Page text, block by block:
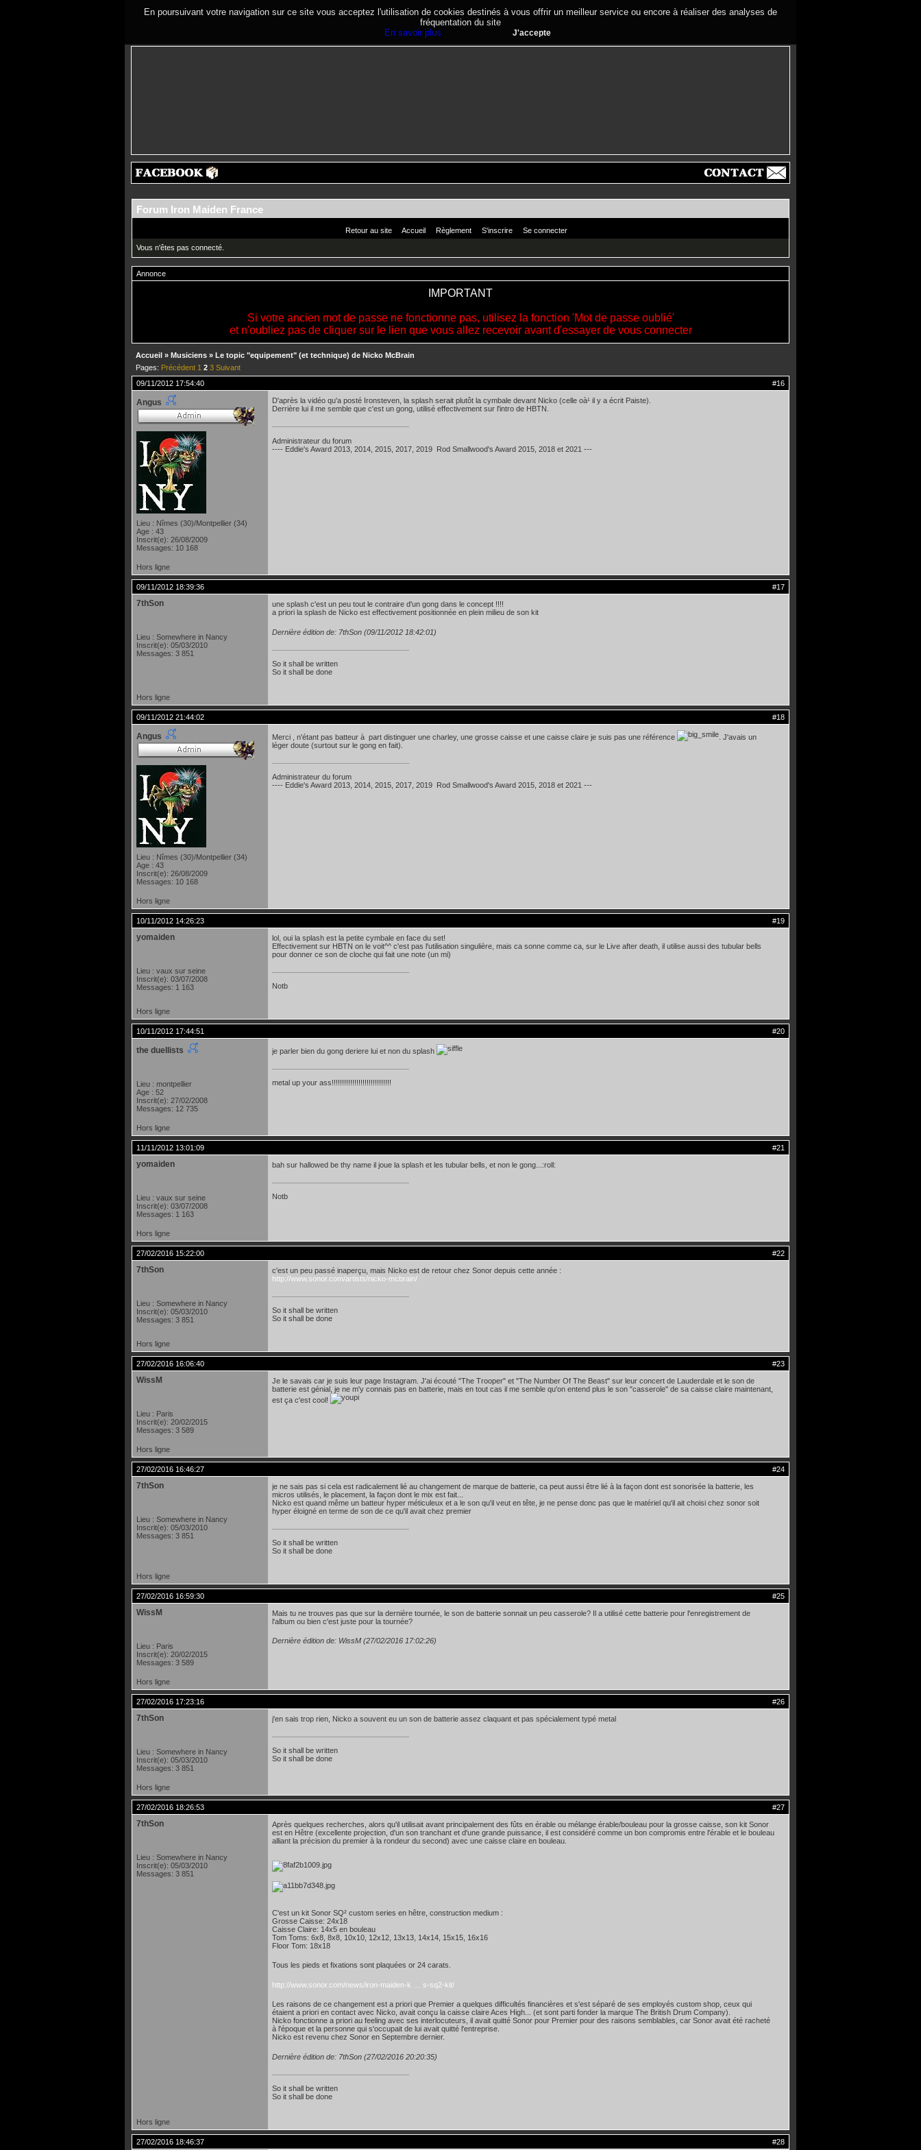
En poursuivant votre navigation sur ce site vous acceptez l'utilisation de cookies destinés à vous offrir un meilleur service ou encore à réaliser des analyses de
fréquentation du site
En savoir plus
J'accepte
Forum Iron Maiden France
Retour au site Accueil Règlement S'inscrire Se connecter
Vous n'êtes pas connecté.
Annonce
IMPORTANT
Si votre ancien mot de passe ne fonctionne pas, utilisez la fonction 'Mot de passe oublié'
et n'oubliez pas de cliquer sur le lien que vous allez recevoir avant d'essayer de vous connecter
Accueil » Musiciens » Le topic "equipement" (et technique) de Nicko McBrain
Pages: Précédent 1 2 3 Suivant
#16
09/11/2012 17:54:40
Angus
Lieu : Nîmes (30)/Montpellier (34)
Age : 43
Inscrit(e): 26/08/2009
Messages: 10 168
D'après la vidéo qu'a posté Ironsteven, la splash serait plutôt la cymbale devant Nicko (celle oà¹ il y a écrit Paiste).
Derrière lui il me semble que c'est un gong, utilisé effectivement sur l'intro de HBTN.
Administrateur du forum
---- Eddie's Award 2013, 2014, 2015, 2017, 2019 Rod Smallwood's Award 2015, 2018 et 2021 ---
Hors ligne
#17
09/11/2012 18:39:36
7thSon
Lieu : Somewhere in Nancy
Inscrit(e): 05/03/2010
Messages: 3 851
une splash c'est un peu tout le contraire d'un gong dans le concept !!!!
a priori la splash de Nicko est effectivement positionnée en plein milieu de son kit
Dernière édition de: 7thSon (09/11/2012 18:42:01)
So it shall be written
So it shall be done
Hors ligne
#18
09/11/2012 21:44:02
Angus
Lieu : Nîmes (30)/Montpellier (34)
Age : 43
Inscrit(e): 26/08/2009
Messages: 10 168
Merci , n'étant pas batteur à part distinguer une charley, une grosse caisse et une caisse claire je suis pas une référence
. J'avais un
léger doute (surtout sur le gong en fait).
Administrateur du forum
---- Eddie's Award 2013, 2014, 2015, 2017, 2019 Rod Smallwood's Award 2015, 2018 et 2021 ---
Hors ligne
#19
10/11/2012 14:26:23
yomaiden
Lieu : vaux sur seine
Inscrit(e): 03/07/2008
Messages: 1 163
lol, oui la splash est la petite cymbale en face du set!
Effectivement sur HBTN on le voit^^ c'est pas l'utilisation singulière, mais ca sonne comme ca, sur le Live after death, il utilise aussi des tubular bells
pour donner ce son de cloche qui fait une note (un mi)
Notb
Hors ligne
#20
10/11/2012 17:44:51
the duellists
Lieu : montpellier
Age : 52
Inscrit(e): 27/02/2008
Messages: 12 735
je parler bien du gong deriere lui et non du splash
metal up your ass!!!!!!!!!!!!!!!!!!!!!!!!!!!!!
Hors ligne
#21
11/11/2012 13:01:09
yomaiden
Lieu : vaux sur seine
Inscrit(e): 03/07/2008
Messages: 1 163
bah sur hallowed be thy name il joue la splash et les tubular bells, et non le gong...:roll:
Notb
Hors ligne
#22
27/02/2016 15:22:00
7thSon
Lieu : Somewhere in Nancy
Inscrit(e): 05/03/2010
Messages: 3 851
c'est un peu passé inaperçu, mais Nicko est de retour chez Sonor depuis cette année :
http://www.sonor.com/artists/nicko-mcbrain/
So it shall be written
So it shall be done
Hors ligne
#23
27/02/2016 16:06:40
WissM
Lieu : Paris
Inscrit(e): 20/02/2015
Messages: 3 589
Je le savais car je suis leur page Instagram. J'ai écouté "The Trooper" et "The Number Of The Beast" sur leur concert de Lauderdale et le son de
batterie est génial, je ne m'y connais pas en batterie, mais en tout cas il me semble qu'on entend plus le son "casserole" de sa caisse claire maintenant,
est ça c'est cool!
Hors ligne
#24
27/02/2016 16:46:27
7thSon
Lieu : Somewhere in Nancy
Inscrit(e): 05/03/2010
Messages: 3 851
je ne sais pas si cela est radicalement lié au changement de marque de batterie, ca peut aussi être lié à la façon dont est sonorisée la batterie, les
micros utilisés, le placement, la façon dont le mix est fait...
Nicko est quand même un batteur hyper méticuleux et a le son qu'il veut en tête, je ne pense donc pas que le matériel qu'il ait choisi chez sonor soit
hyper éloigné en terme de son de ce qu'il avait chez premier
So it shall be written
So it shall be done
Hors ligne
#25
27/02/2016 16:59:30
WissM
Lieu : Paris
Inscrit(e): 20/02/2015
Messages: 3 589
Mais tu ne trouves pas que sur la dernière tournée, le son de batterie sonnait un peu casserole? Il a utilisé cette batterie pour l'enregistrement de
l'album ou bien c'est juste pour la tournée?
Dernière édition de: WissM (27/02/2016 17:02:26)
Hors ligne
#26
27/02/2016 17:23:16
7thSon
Lieu : Somewhere in Nancy
Inscrit(e): 05/03/2010
Messages: 3 851
j'en sais trop rien, Nicko a souvent eu un son de batterie assez claquant et pas spécialement typé metal
So it shall be written
So it shall be done
Hors ligne
#27
27/02/2016 18:26:53
7thSon
Lieu : Somewhere in Nancy
Inscrit(e): 05/03/2010
Messages: 3 851
Après quelques recherches, alors qu'il utilisait avant principalement des fûts en érable ou mélange érable/bouleau pour la grosse caisse, son kit Sonor
est en Hêtre (excellente projection, d'un son tranchant et d'une grande puissance, il est considéré comme un bon compromis entre l'érable et le bouleau
alliant la précision du premier à la rondeur du second) avec une caisse claire en bouleau.
C'est un kit Sonor SQ² custom series en hêtre, construction medium :
Grosse Caisse: 24x18
Caisse Claire: 14x5 en bouleau
Tom Toms: 6x8, 8x8, 10x10, 12x12, 13x13, 14x14, 15x15, 16x16
Floor Tom: 18x18
Tous les pieds et fixations sont plaquées or 24 carats.
http://www.sonor.com/news/iron-maiden-k … s-sq2-kit/
Les raisons de ce changement est a priori que Premier a quelques difficultés financières et s'est séparé de ses employés custom shop, ceux qui
étaient a priori en contact avec Nicko, avait conçu la caisse claire Aces High... (et sont parti fonder la marque The British Drum Company).
Nicko fonctionne a priori au feeling avec ses interlocuteurs, il avait quitté Sonor pour Premier pour des raisons semblables, car Sonor avait été racheté
à l'époque et la personne qui s'occupait de lui avait quitté l'entreprise.
Nicko est revenu chez Sonor en Septembre dernier.
Dernière édition de: 7thSon (27/02/2016 20:20:35)
So it shall be written
So it shall be done
Hors ligne
#28
27/02/2016 18:46:37